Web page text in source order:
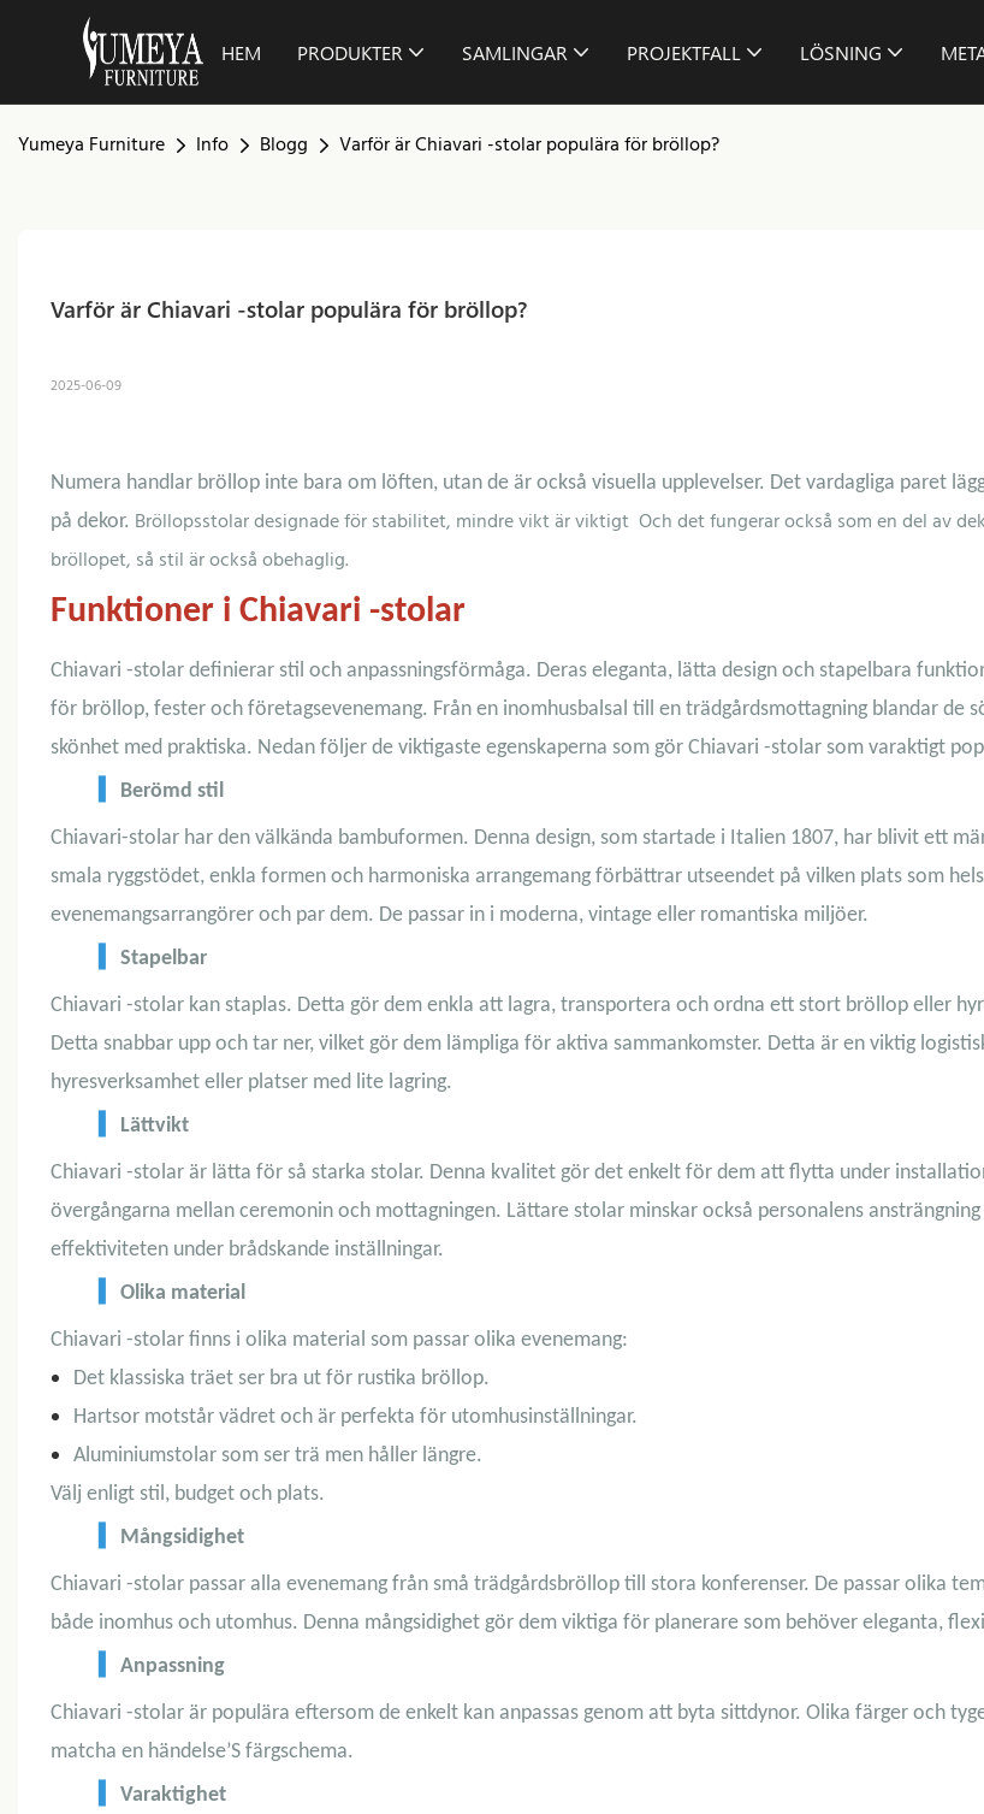
HEM PRODUKTER SAMLINGAR PROJEKTFALL LÖSNING
Yumeya Furniture Info Blogg Varför är Chiavari -stolar populära för bröllop?
Varför är Chiavari -stolar populära för bröllop?
2025-06-09
Numera handlar bröllop inte bara om löften, utan de är också visuella upplevelser. Det vardagliga paret
på dekor. Bröllopsstolar designade för stabilitet, mindre vikt är viktigt Och det fungerar också som en del av
bröllopet, så stil är också obehaglig.
Funktioner i Chiavari -stolar
Chiavari -stolar definierar stil och anpassningsförmåga. Deras eleganta, lätta design och stapelbara
för bröllop, fester och företagsevenemang. Från en inomhusbalsal till en trädgårdsmottagning blandar de
skönhet med praktiska. Nedan följer de viktigaste egenskaperna som gör Chiavari -stolar som varaktigt
Berömd stil
Chiavari-stolar har den välkända bambuformen. Denna design, som startade i Italien 1807, har blivit ett
smala ryggstödet, enkla formen och harmoniska arrangemang förbättrar utseendet på vilken plats som
evenemangsarrangörer och par dem. De passar in i moderna, vintage eller romantiska miljöer.
Stapelbar
Chiavari -stolar kan staplas. Detta gör dem enkla att lagra, transportera och ordna ett stort bröllop eller
Detta snabbar upp och tar ner, vilket gör dem lämpliga för aktiva sammankomster. Detta är en viktig
hyresverksamhet eller platser med lite lagring.
Lättvikt
Chiavari -stolar är lätta för så starka stolar. Denna kvalitet gör det enkelt för dem att flytta under
övergångarna mellan ceremonin och mottagningen. Lättare stolar minskar också personalens
effektiviteten under brådskande inställningar.
Olika material
Chiavari -stolar finns i olika material som passar olika evenemang:
Det klassiska träet ser bra ut för rustika bröllop.
Hartsor motstår vädret och är perfekta för utomhusinställningar.
Aluminiumstolar som ser trä men håller längre.
Välj enligt stil, budget och plats.
Mångsidighet
Chiavari -stolar passar alla evenemang från små trädgårdsbröllop till stora konferenser. De passar olika
både inomhus och utomhus. Denna mångsidighet gör dem viktiga för planerare som behöver eleganta,
Anpassning
Chiavari -stolar är populära eftersom de enkelt kan anpassas genom att byta sittdynor. Olika färger och
matcha en händelse’S färgschema.
Varaktighet